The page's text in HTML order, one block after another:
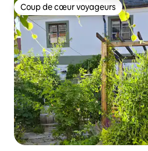
Coup de cœur voyageurs
Coup de cœur voyageurs